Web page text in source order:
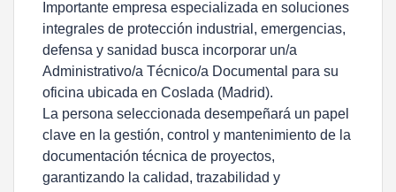
Importante empresa especializada en soluciones
integrales de protección industrial, emergencias,
defensa y sanidad busca incorporar un/a
Administrativo/a Técnico/a Documental para su
oficina ubicada en Coslada (Madrid).
La persona seleccionada desempeñará un papel
clave en la gestión, control y mantenimiento de la
documentación técnica de proyectos,
garantizando la calidad, trazabilidad y